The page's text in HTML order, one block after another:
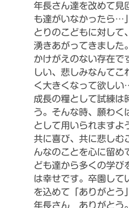
年長さん達を改めて見
も達がいなかったら…
とりのこどもに対して
湧きあがってきました
かけがえのない存在で
しい、悲しみなんてこ
く大きくなって欲しい
成長の糧として試練は
う。そんな時、願わく
として用いられますよ
共に喜び、共に悲しむ
んなのことを心に留め
ども達から多くの学び
は幸せです。卒園して
を込めて「ありがとう
年長さん ありがとう